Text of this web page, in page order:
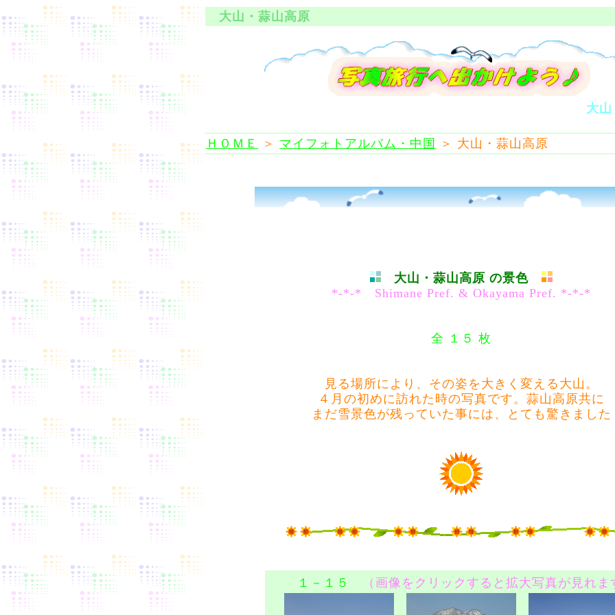
大山・蒜山高原
大
ＨＯＭＥ ＞ マイフォトアルバム・中国 ＞ 大山・蒜山高原
大山・蒜山高原 の景色
*-*-* Shimane Pref. & Okayama Pref. *-*-*
全 １５ 枚
見る場所により、その姿を大きく変える 大山 。
４月の初めに訪れた時の写真です。 蒜山高原共に
まだ雪景色が残っていた事には、とても驚きました
１－１５ （画像をクリックすると拡大写真が見れま